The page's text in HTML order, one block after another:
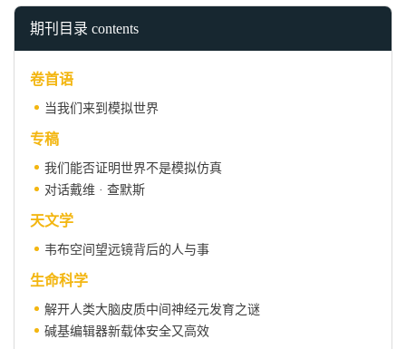
期刊目录 contents
卷首语
当我们来到模拟世界
专稿
我们能否证明世界不是模拟仿真
对话戴维 · 查默斯
天文学
韦布空间望远镜背后的人与事
生命科学
解开人类大脑皮质中间神经元发育之谜
碱基编辑器新载体安全又高效